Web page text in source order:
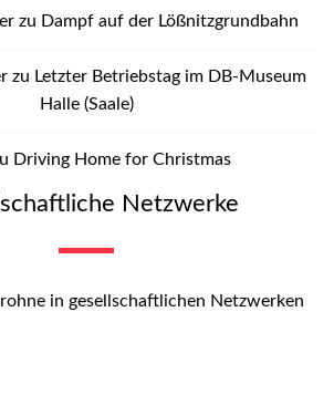
zu Dampf auf der Lößnitzgrundbahn
zu Letzter Betriebstag im DB-Museum
Halle (Saale)
Driving Home for Christmas
Netzwerke
in gesellschaftlichen Netzwerken